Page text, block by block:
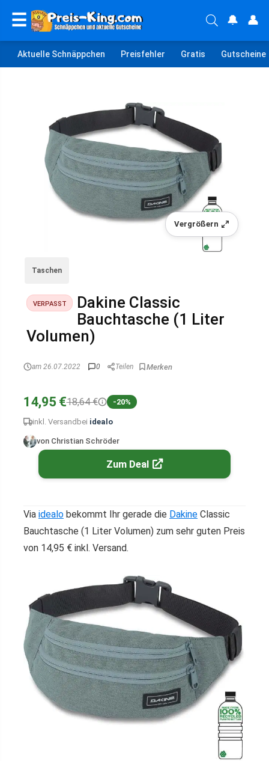
☰ 🔔 👤
Aktuelle Schnäppchen Preisfehler Gratis Gutscheine
Vergrößern
Taschen
VERPASST
Dakine Classic
Bauchtasche (1 Liter
Volumen)
am 26.07.2022 0 Teilen
14,95 €18,64 € -20%
inkl. Versand bei idealo
von Christian Schröder
Zum Deal
Via idealo bekommt Ihr gerade die Dakine Classic
Bauchtasche (1 Liter Volumen) zum sehr guten Preis
von 14,95 € inkl. Versand.